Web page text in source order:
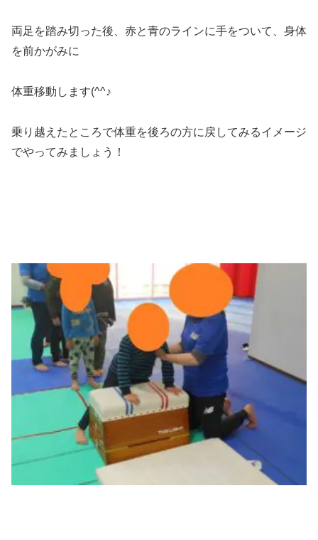
両足を踏み切った後、赤と青のラインに手をついて、身体
を前かがみに
体重移動します(^^♪
乗り越えたところで体重を後ろの方に戻してみるイメージ
でやってみましょう！